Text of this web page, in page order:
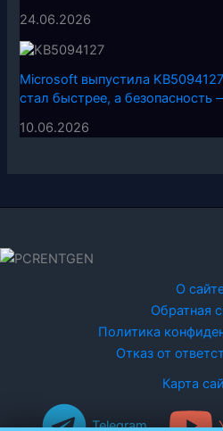
24.06.2026
Microsoft выпустила
стал быстрее, а
10.06.2026
О
Обратная
Политика
Отказ от
Карта
Telegram